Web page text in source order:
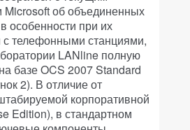
Microsoft об объединенных
особенности при их
с телефонными станциями,
LANline полную
базе OCS 2007 Standard
2). В отличие от
корпоративной
Edition), в стандартном